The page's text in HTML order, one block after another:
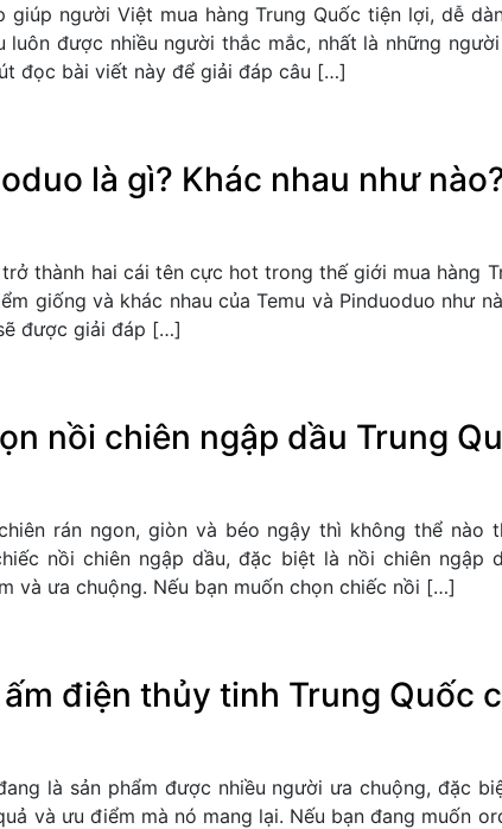
giúp người Việt mua hàng Trung Quốc tiện lợi, dễ
luôn được nhiều người thắc mắc, nhất là những
đọc bài viết này để giải đáp câu […]
là gì? Khác nhau như
thành hai cái tên cực hot trong thế giới mua hàng
giống và khác nhau của Temu và Pinduoduo như
được giải đáp […]
nồi chiên ngập dầu Trung
rán ngon, giòn và béo ngậy thì không thể nào
nồi chiên ngập dầu, đặc biệt là nồi chiên ngập
và ưa chuộng. Nếu bạn muốn chọn chiếc nồi […]
điện thủy tinh Trung Quốc
là sản phẩm được nhiều người ưa chuộng, đặc
và ưu điểm mà nó mang lại. Nếu bạn đang muốn